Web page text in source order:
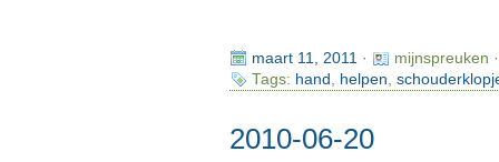
maart 11, 2011 ·
mijnspreuken
Tags: hand helpen
2010-06-20